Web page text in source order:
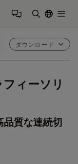
ダウンロード
ィーソリ
品質な連続切